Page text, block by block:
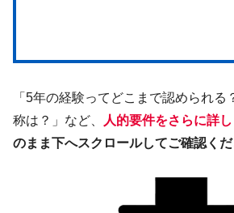
「5年の経験ってどこまで認められる
称は？」など、
人的要件をさらに詳
のまま下へスクロールしてご確認くだ